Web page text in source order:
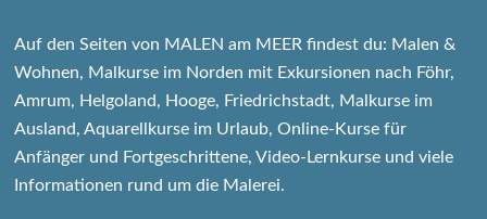
Auf den Seiten von MALEN am MEER findest du: Malen &
Wohnen, Malkurse im Norden mit Exkursionen nach Föhr,
Amrum, Helgoland, Hooge, Friedrichstadt, Malkurse im
Ausland, Aquarellkurse im Urlaub, Online-Kurse für
Anfänger und Fortgeschrittene, Video-Lernkurse und viele
Informationen rund um die Malerei.